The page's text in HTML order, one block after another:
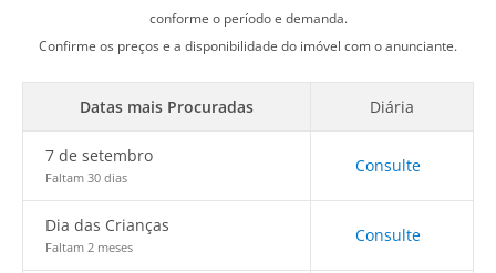
conforme o período e demanda.
Confirme os preços e a disponibilidade do imóvel com o anunciante.
Datas mais Procuradas Diária
7 de setembro
Faltam 30 dias
Consulte
Dia das Crianças
Faltam 2 meses
Consulte